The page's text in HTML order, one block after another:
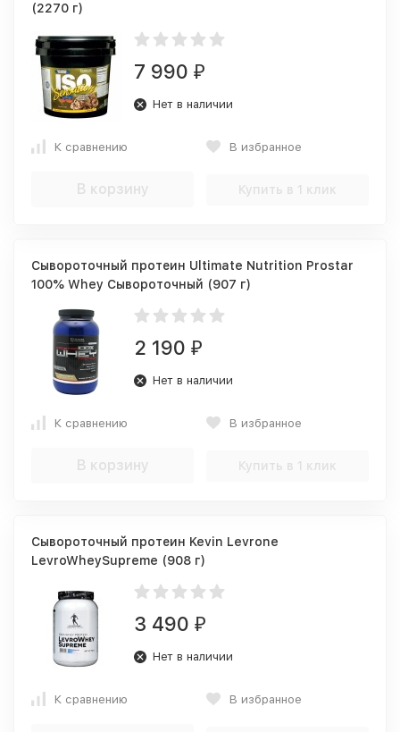
(2270 г)
7 990 ₽
Нет в наличии
К сравнению В избранное
В корзину Купить в 1 клик
Сывороточный протеин Ultimate Nutrition Prostar
100% Whey Сывороточный (907 г)
2 190 ₽
Нет в наличии
К сравнению В избранное
В корзину Купить в 1 клик
Сывороточный протеин Kevin Levrone
LevroWheySupreme (908 г)
3 490 ₽
Нет в наличии
К сравнению В избранное